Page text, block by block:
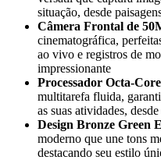
situação, desde
Câmera Frontal de
cinematográfica,
ao vivo e registros de
impressionante
Processador Octa-
multitarefa fluida,
as suas atividades,
Design Bronze Green
moderno que une tons
destacando seu estilo